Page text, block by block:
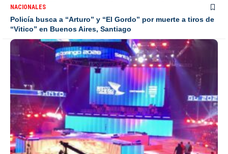
NACIONALES
Policía busca a “Arturo” y “El Gordo” por muerte a tiros de
“Vitico” en Buenos Aires, Santiago